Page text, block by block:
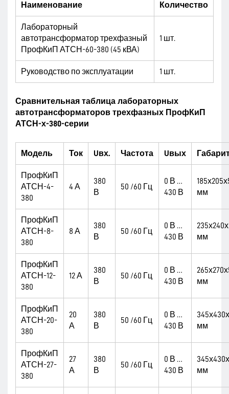
Наименование Количество
Лабораторный
автотрансформатор трехфазный
ПрофКиП АТСН-60-380 (45 кВА)
1 шт.
Руководство по эксплуатации 1 шт.
Сравнительная таблица лабораторных
автотрансформаторов трехфазных ПрофКиП
АТСН-х-380-серии
Модель Ток Uвх. Частота Uвых
ПрофКиП
АТСН-4-
380
4 А
380
В
50 /60 Гц
0 В …
430 В
мм
ПрофКиП
АТСН-8-
380
8 А
380
В
50 /60 Гц
0 В …
430 В
мм
ПрофКиП
АТСН-12-
380
12 А
380
В
50 /60 Гц
0 В …
430 В
мм
ПрофКиП
АТСН-20-
380
20
А
380
В
50 /60 Гц
0 В …
430 В
мм
ПрофКиП
АТСН-27-
380
27
А
380
В
50 /60 Гц
0 В …
430 В
мм